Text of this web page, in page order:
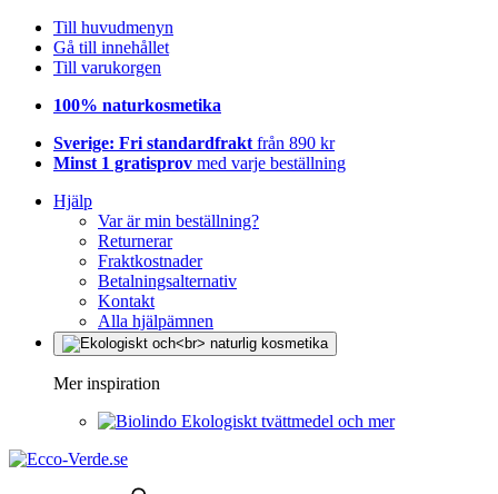
Till huvudmenyn
Gå till innehållet
Till varukorgen
100% naturkosmetika
Sverige: Fri standardfrakt från 890 kr
Minst 1 gratisprov med varje beställning
Hjälp
Var är min beställning?
Returnerar
Fraktkostnader
Betalningsalternativ
Kontakt
Alla hjälpämnen
Mer inspiration
Ekologiskt tvättmedel och mer